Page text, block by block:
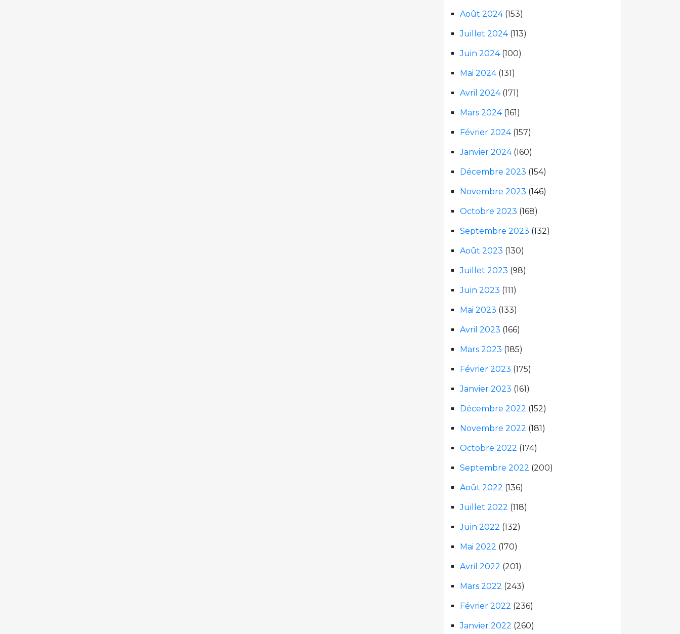
Août 2024(153)
Juillet 2024(113)
Juin 2024(100)
Mai 2024(131)
Avril 2024(171)
Mars 2024(161)
Février 2024(157)
Janvier 2024(160)
Décembre 2023 (154)
Novembre 2023 (146)
Octobre 2023 (168)
Septembre 2023 (132)
Août 2023 (130)
Juillet 2023 (98)
Juin 2023 (111)
Mai 2023 (133)
Avril 2023 (166)
Mars 2023 (185)
Février 2023 (175)
Janvier 2023 (161)
Décembre 2022 (152)
Novembre 2022 (181)
Octobre 2022 (174)
Septembre 2022 (200)
Août 2022 (136)
Juillet 2022 (118)
Juin 2022 (132)
Mai 2022 (170)
Avril 2022 (201)
Mars 2022 (243)
Février 2022 (236)
Janvier 2022 (260)